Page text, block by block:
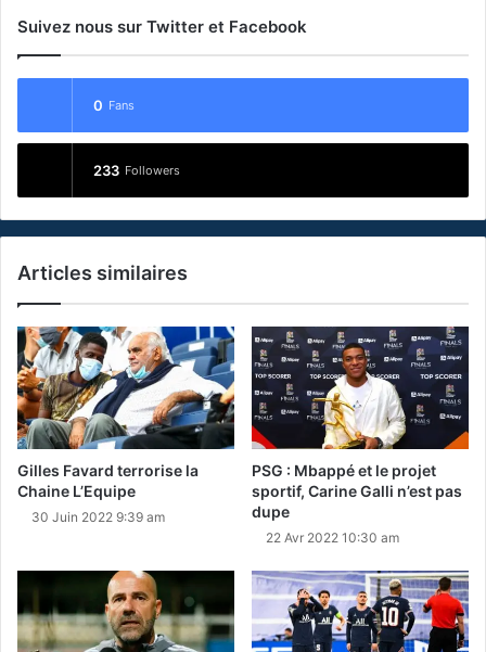
Suivez nous sur Twitter et Facebook
0 Fans
233 Followers
Articles similaires
Gilles Favard terrorise la
Chaine L’Equipe
30 Juin 2022 9:39 am
PSG : Mbappé et le projet
sportif, Carine Galli n’est pas
dupe
22 Avr 2022 10:30 am